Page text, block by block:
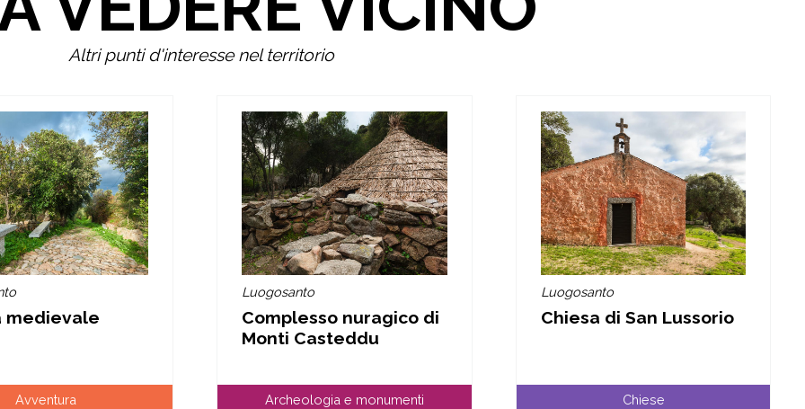
Altri punti d'interesse nel territorio
medievale
Avventura
Luogosanto
Complesso nuragico di
Monti Casteddu
Archeologia e monumenti
Luogosanto
Chiesa di San Lussorio
Chiese